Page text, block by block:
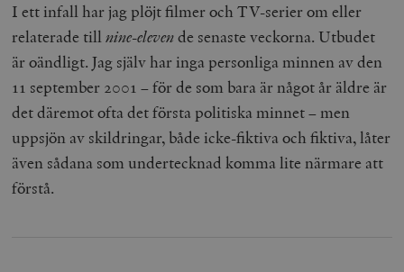
I ett infall har jag plöjt filmer och TV-serier om eller
relaterade tillnine-elevende senaste veckorna. Utbudet
är oändligt. Jag själv har inga personliga minnen av den
11 september 2001 – för de som bara är något år äldre är
det däremot ofta det första politiska minnet – men
uppsjön av skildringar, både icke-fiktiva och fiktiva, låter
även sådana som undertecknad komma lite närmare att
förstå.